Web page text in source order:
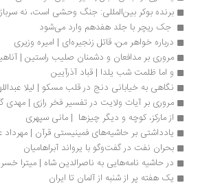
برنده بوکر بین‌المللی:‌ جنگ وحشی است، نه سربازان!
جک ریچر با جلد هفدهم وارد می‌شود
درباره خواهر من، قاتل زنجیره‌ای | امیره وزیری
مروری بر مدافعان و دشمنان صلیب راستین | آناهید خزیر
و اما ظلمت شب یلدا | قباد آذرآیین
نگاهی به خیابانی دنج در قلب مسکو | لیلا عبداللهی
مروری بر آیات ولایت در تفسیر فخر رازی | مهدی گلبخش
از مارکز، کوچه و دیگر چیزها  | مانی سپهری
یادداشتی بر حاشیه‌های فمینیستی قرآن | مهرداد عباسی
بحران نفت در گفت‌وگو با یرواند آبراهامیان
در حاشیه نامه‌هایی به ناصرالدین شاه | میترا خسرویانی
یک هفته پر از شنبه از آلمان تا ایران